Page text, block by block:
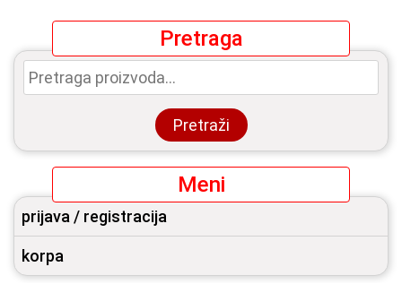
Pretraga
Pretraga
za:
Pretraži
Meni
prijava / registracija
korpa